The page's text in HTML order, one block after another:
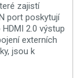
zajistí
port poskytují
2.0 výstup
externích
jsou k